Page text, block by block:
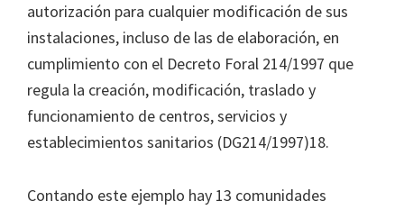
autorización para cualquier modificación de sus
instalaciones, incluso de las de elaboración, en
cumplimiento con el Decreto Foral 214/1997 que
regula la creación, modificación, traslado y
funcionamiento de centros, servicios y
establecimientos sanitarios (DG214/1997)18.
Contando este ejemplo hay 13 comunidades